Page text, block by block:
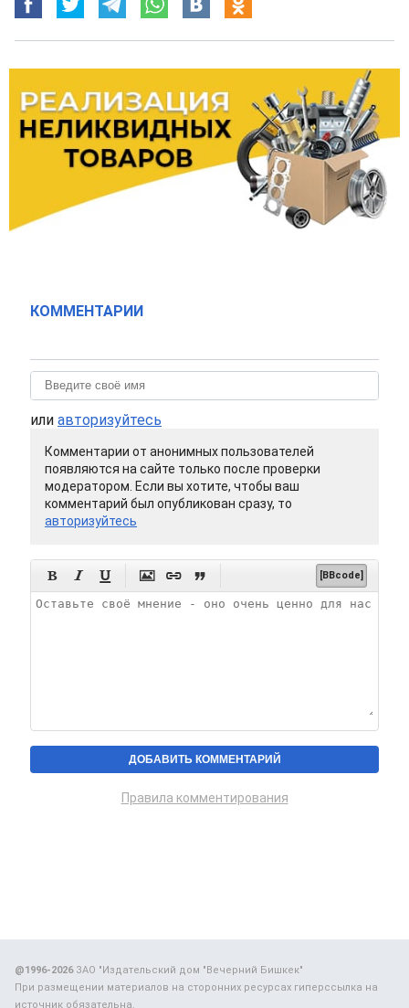
КОММЕНТАРИИ
или авторизуйтесь
Комментарии от анонимных пользователей
появляются на сайте только после проверки
модератором. Если вы хотите, чтобы ваш
комментарий был опубликован сразу, то
авторизуйтесь
      [BBcode]
Правила комментирования
@1996-2026ЗАО "Издательский дом "Вечерний Бишкек"
При размещении материалов на сторонних ресурсах гиперссылка на
источник обязательна.